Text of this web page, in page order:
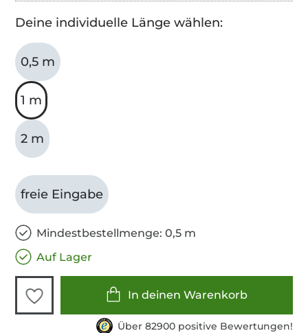
Deine individuelle Länge wählen:
0,5 m
1 m
2 m
freie Eingabe
Mindestbestellmenge: 0,5 m
Auf Lager
In deinen Warenkorb
Über 82900 positive Bewertungen!